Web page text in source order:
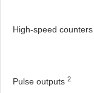
High-speed counters
Pulse outputs 2